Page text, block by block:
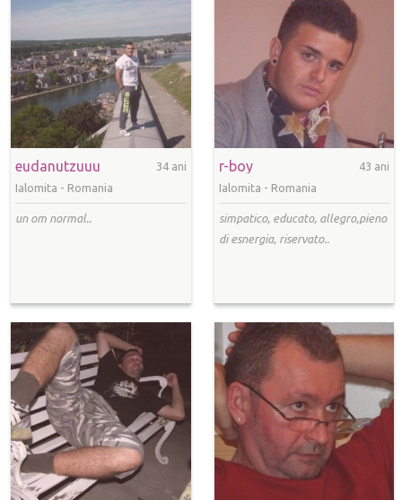
eudanutzuuu
34 ani
Ialomita - Romania
un om normal..
r-boy
43 ani
Ialomita - Romania
simpatico, educato, allegro,pieno
di esnergia, riservato..